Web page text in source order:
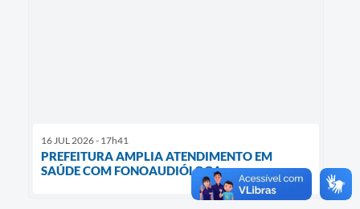
16 JUL 2026 - 17h41
PREFEITURA AMPLIA ATENDIMENTO EM
SAÚDE COM FONOAUDIÓLOGA